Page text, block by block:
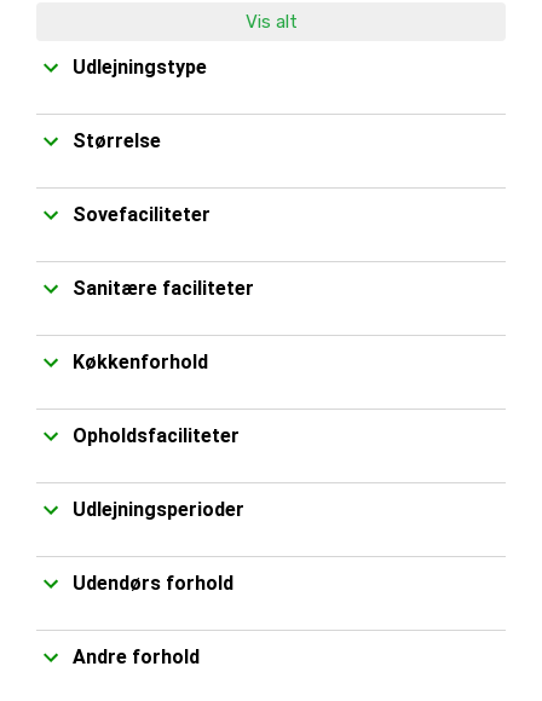
Vis alt
Udlejningstype
Størrelse
Sovefaciliteter
Sanitære faciliteter
Køkkenforhold
Opholdsfaciliteter
Udlejningsperioder
Udendørs forhold
Andre forhold